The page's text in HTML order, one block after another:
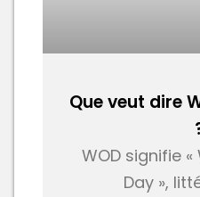
Que veut dire
WOD signifie
Day »,